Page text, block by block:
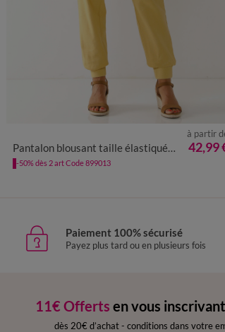
52 54
Pantalon blousant taille élastiquée, lin coton
à partir
42,99
-50% dès 2 art Code 899013
Paiement 100% sécurisé
Payez plus tard ou en plusieurs fois
11€ Offerts en vous
dès 20€ d’achat - conditions dans votre